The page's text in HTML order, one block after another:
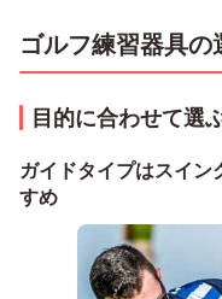
ゴルフ練習器具の
目的に合わせて選
ガイドタイプはスイ
すめ